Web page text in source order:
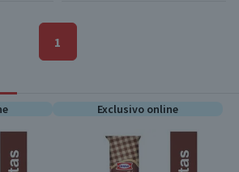
1
Exclusivo online